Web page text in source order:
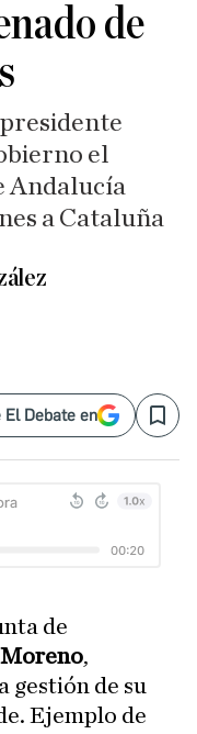
de
el
Andalucía
a Cataluña
El Debate en Save
de
,
gestión de su
Ejemplo de